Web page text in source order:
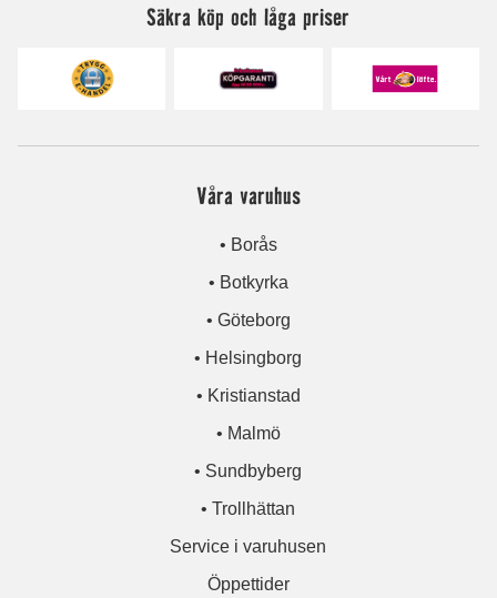
Säkra köp och låga priser
Våra varuhus
• Borås
• Botkyrka
• Göteborg
• Helsingborg
• Kristianstad
• Malmö
• Sundbyberg
• Trollhättan
Service i varuhusen
Öppettider